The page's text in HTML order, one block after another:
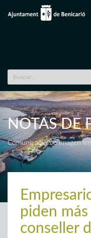
NOTAS DE
Comunicación e Imagen
piden
conseller